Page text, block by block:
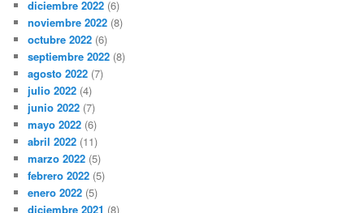
diciembre 2022 (6)
noviembre 2022 (8)
octubre 2022 (6)
septiembre 2022 (8)
agosto 2022 (7)
julio 2022 (4)
junio 2022 (7)
mayo 2022 (6)
abril 2022 (11)
marzo 2022 (5)
febrero 2022 (5)
enero 2022 (5)
diciembre 2021 (8)